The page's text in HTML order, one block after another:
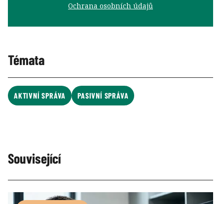
Ochrana osobních údajů
Témata
AKTIVNÍ SPRÁVA PASIVNÍ SPRÁVA
Související